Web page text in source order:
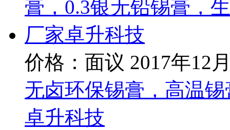
价格：面议 2017年12
无卤环保锡膏，高温
卓升科技